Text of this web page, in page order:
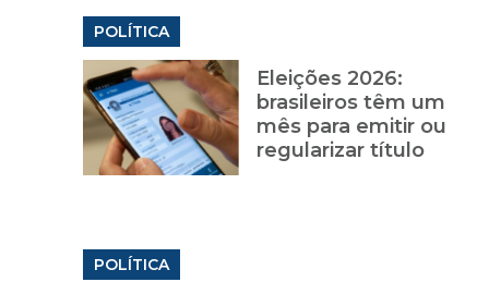
POLÍTICA
Eleições 2026:
brasileiros têm um
mês para emitir ou
regularizar título
POLÍTICA